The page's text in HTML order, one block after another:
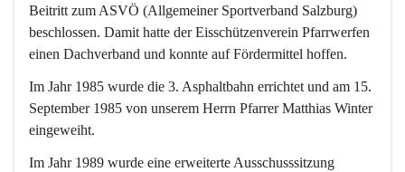
Beitritt zum ASVÖ (Allgemeiner Sportverband Salzburg)
beschlossen. Damit hatte der Eisschützenverein Pfarrwerfen
einen Dachverband und konnte auf Fördermittel hoffen.
Im Jahr 1985 wurde die 3. Asphaltbahn errichtet und am 15.
September 1985 von unserem Herrn Pfarrer Matthias Winter
eingeweiht.
Im Jahr 1989 wurde eine erweiterte Ausschusssitzung